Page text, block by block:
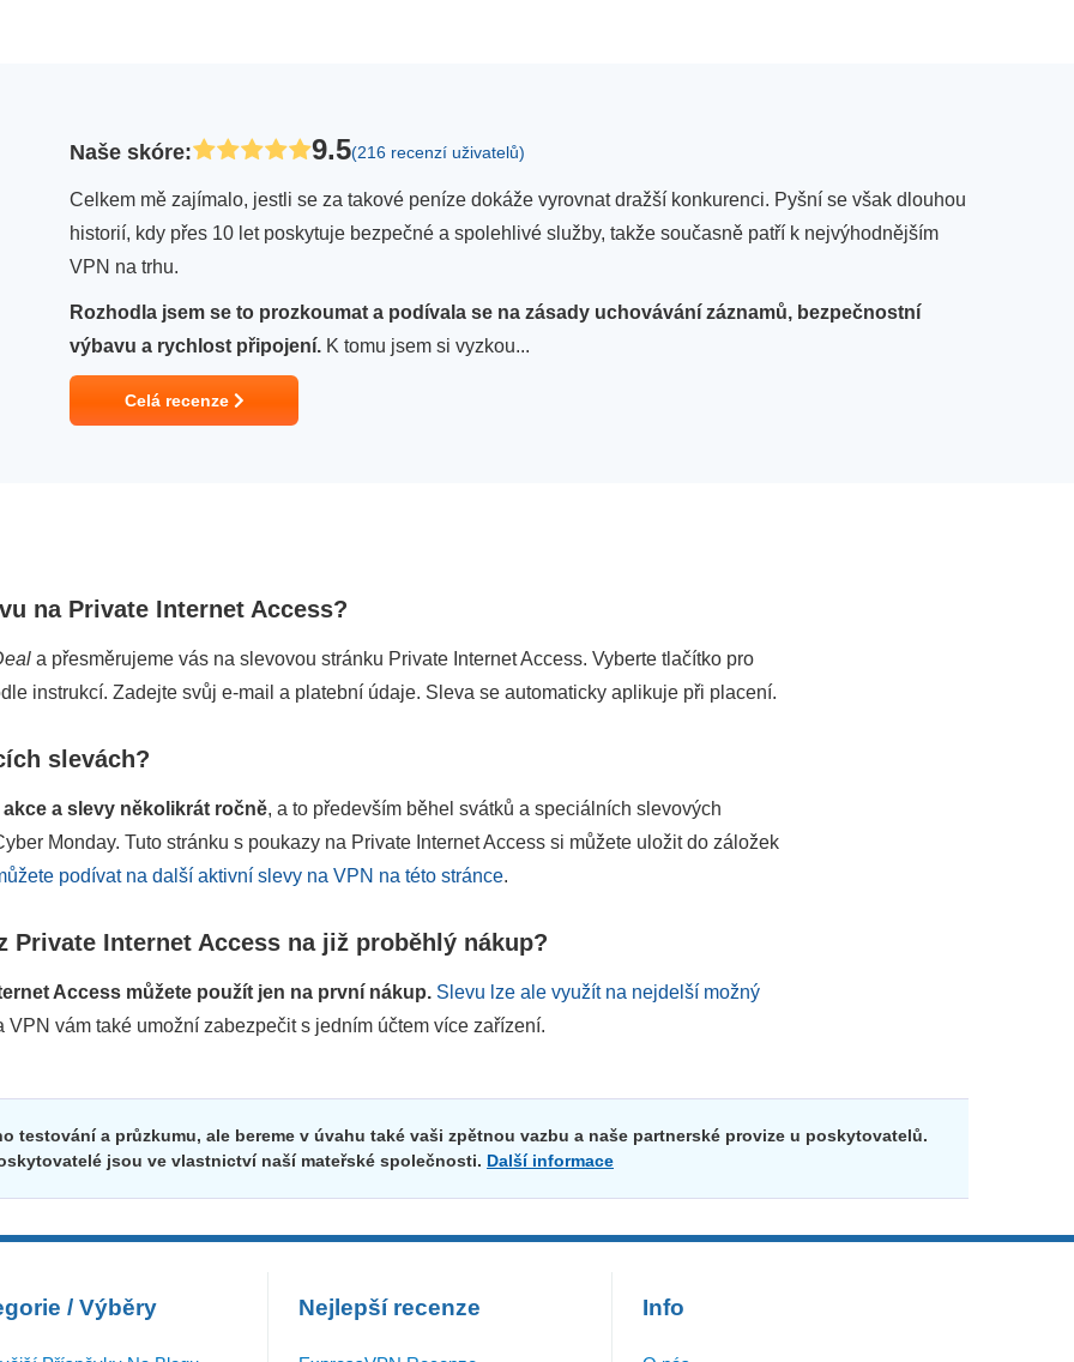
Naše skóre: 9.5(216 recenzí uživatelů)
Celkem mě zajímalo, jestli se za takové peníze dokáže vyrovnat dražší konkurenci. Pyšní se však dlouhou
historií, kdy přes 10 let poskytuje bezpečné a spolehlivé služby, takže současně patří k nejvýhodnějším
VPN na trhu.
Rozhodla jsem se to prozkoumat a podívala se na zásady uchovávání záznamů, bezpečnostní
výbavu a rychlost připojení. K tomu jsem si vyzkou...
Celá recenze
na Private Internet Access?
a přesměrujeme vás na slevovou stránku Private Internet Access. Vyberte tlačítko pro
instrukcí. Zadejte svůj e-mail a platební údaje. Sleva se automaticky aplikuje při placení.
slevách?
a slevy několikrát ročně, a to především běhel svátků a speciálních slevových
Monday. Tuto stránku s poukazy na Private Internet Access si můžete uložit do záložek
podívat na další aktivní slevy na VPN na této stránce.
Private Internet Access na již proběhlý nákup?
Access můžete použít jen na první nákup. Slevu lze ale využít na nejdelší možný
VPN vám také umožní zabezpečit s jedním účtem více zařízení.
testování a průzkumu, ale bereme v úvahu také vaši zpětnou vazbu a naše partnerské provize u poskytovatelů.
jsou ve vlastnictví naší mateřské společnosti. Další informace
/ Výběry Nejlepší recenze Info